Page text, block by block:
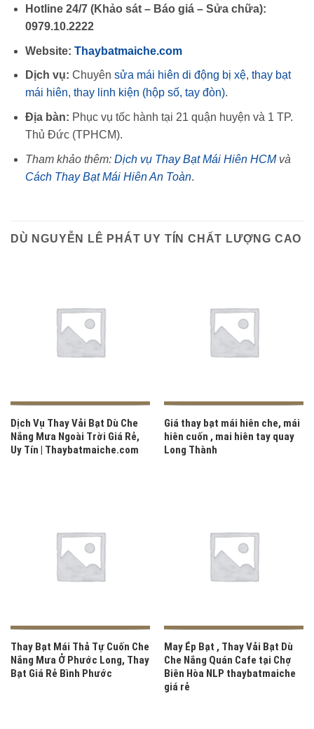
Hotline 24/7 (Khảo sát – Báo giá – Sửa chữa):
0979.10.2222
Website: Thaybatmaiche.com
Dịch vụ: Chuyên sửa mái hiên di động bị xệ, thay bạt
mái hiên, thay linh kiện (hộp số, tay đòn).
Địa bàn: Phục vụ tốc hành tại 21 quận huyện và 1 TP.
Thủ Đức (TPHCM).
Tham khảo thêm: Dịch vụ Thay Bạt Mái Hiên HCMvà
Cách Thay Bạt Mái Hiên An Toàn.
DÙ NGUYỄN LÊ PHÁT UY TÍN CHẤT LƯỢNG CAO
Dịch Vụ Thay Vải Bạt Dù Che
Nắng Mưa Ngoài Trời Giá Rẻ,
Uy Tín | Thaybatmaiche.com
Giá thay bạt mái hiên che, mái
hiên cuốn , mai hiên tay quay
Long Thành
Thay Bạt Mái Thả Tự Cuốn Che
Nắng Mưa Ở Phước Long, Thay
Bạt Giá Rẻ Bình Phước
May Ép Bạt , Thay Vải Bạt Dù
Che Nắng Quán Cafe tại Chợ
Biên Hòa NLP thaybatmaiche
giá rẻ